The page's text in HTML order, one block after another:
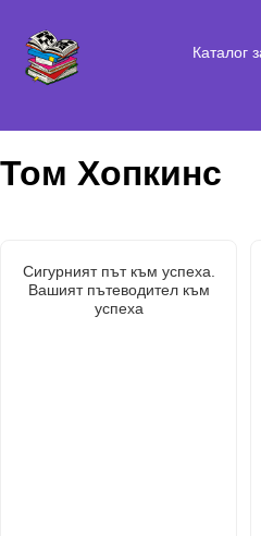
Каталог
Том Хопкинс
Сигурният път към успеха.
Вашият пътеводител към
успеха